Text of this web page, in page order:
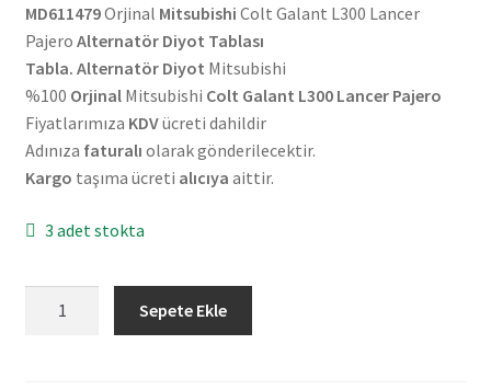
MD611479Orjinal Mitsubishi Colt Galant L300 Lancer
Pajero Alternatör Diyot Tablası
Tabla. Alternatör Diyot Mitsubishi
%100 OrjinalMitsubishi Colt Galant L300 Lancer Pajero
Fiyatlarımıza KDVücreti dahildir
Adınıza faturalı olarak gönderilecektir.
Kargo taşıma ücreti alıcıya aittir.
3 adet stokta
Sepete Ekle